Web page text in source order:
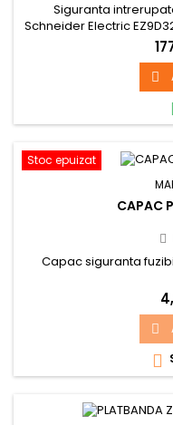
Siguranta
Schneider Electric

Stoc epuizat
CAPAC
Capac siguranta

